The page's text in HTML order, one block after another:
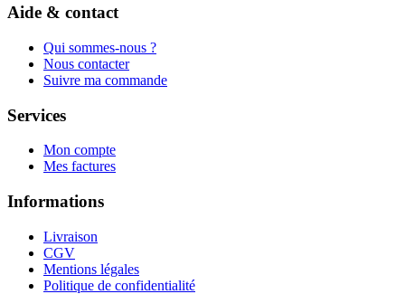
Aide & contact
Qui sommes-nous ?
Nous contacter
Suivre ma commande
Services
Mon compte
Mes factures
Informations
Livraison
CGV
Mentions légales
Politique de confidentialité